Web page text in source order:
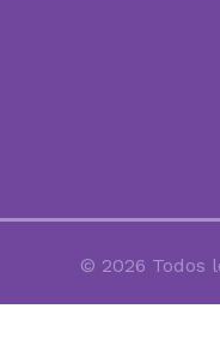
© 2026 Todos